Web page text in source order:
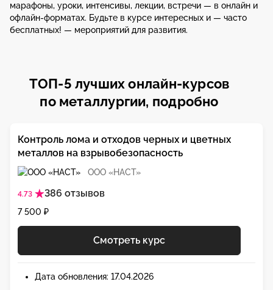
марафоны, уроки, интенсивы, лекции, встречи — в онлайн и
офлайн-форматах. Будьте в курсе интересных и — часто
бесплатных! — мероприятий для развития.
ТОП-5 лучших онлайн-курсов
по металлургии, подробно
ООО «НАСТ»
4.73 386 отзывов
Контроль лома и отходов черных и цветных
металлов на взрывобезопасность
7 500 ₽
Смотреть курс
Дата обновления: 17.04.2026